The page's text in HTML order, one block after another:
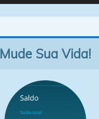
Mude Sua Vida!